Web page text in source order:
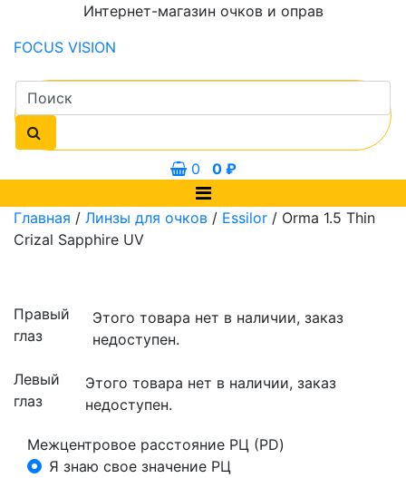
Интернет-магазин очков и оправ
FOCUS VISION
0 0 ₽
Главная / Линзы для очков / Essilor / Orma 1.5 Thin
Crizal Sapphire UV
Правый
глаз
Этого товара нет в наличии, заказ
недоступен.
Левый
глаз
Этого товара нет в наличии, заказ
недоступен.
Межцентровое расстояние РЦ (PD)
Я знаю свое значение РЦ